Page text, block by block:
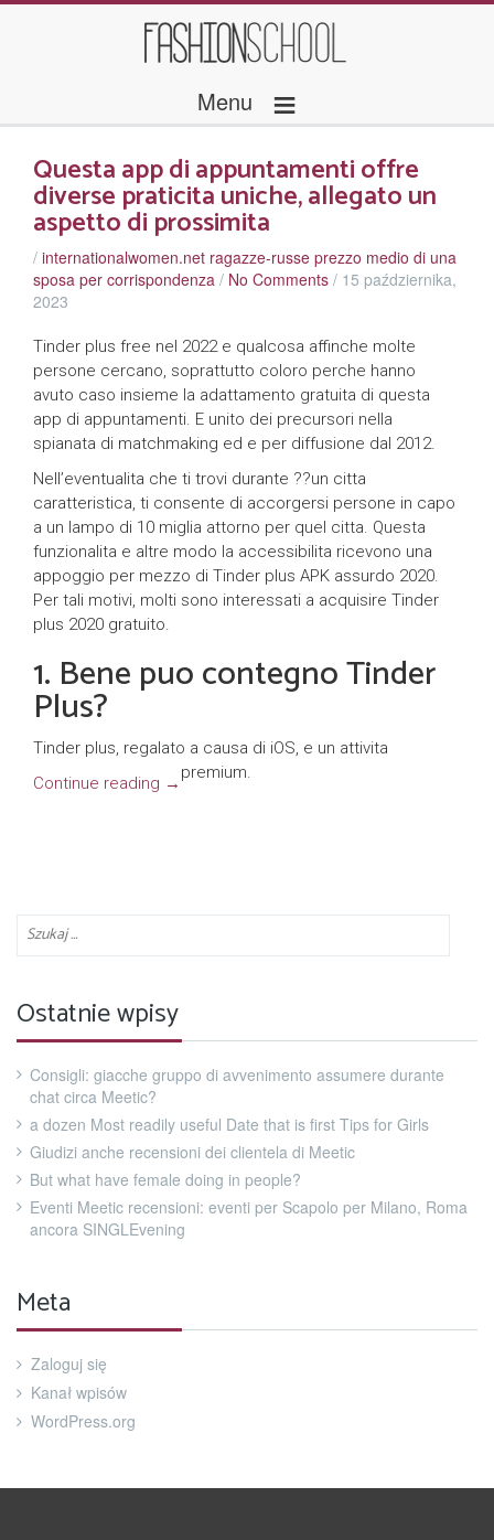
Menu ≡
Questa app di appuntamenti offre
diverse praticita uniche, allegato un
aspetto di prossimita
/ internationalwomen.net ragazze-russe prezzo medio di una
sposa per corrispondenza / No Comments / 15 października,
2023
Tinder plus free nel 2022 e qualcosa affinche molte
persone cercano, soprattutto coloro perche hanno
avuto caso insieme la adattamento gratuita di questa
app di appuntamenti. E unito dei precursori nella
spianata di matchmaking ed e per diffusione dal 2012.
Nell’eventualita che ti trovi durante ??un citta
caratteristica, ti consente di accorgersi persone in capo
a un lampo di 10 miglia attorno per quel citta. Questa
funzionalita e altre modo la accessibilita ricevono una
appoggio per mezzo di Tinder plus APK assurdo 2020.
Per tali motivi, molti sono interessati a acquisire Tinder
plus 2020 gratuito.
1. Bene puo contegno Tinder
Plus?
Tinder plus, regalato a causa di iOS, e un attivita
premium.
Continue reading →
Ostatnie wpisy
Consigli: giacche gruppo di avvenimento assumere durante
chat circa Meetic?
a dozen Most readily useful Date that is first Tips for Girls
Giudizi anche recensioni dei clientela di Meetic
But what have female doing in people?
Eventi Meetic recensioni: eventi per Scapolo per Milano, Roma
ancora SINGLEvening
Meta
Zaloguj się
Kanał wpisów
WordPress.org